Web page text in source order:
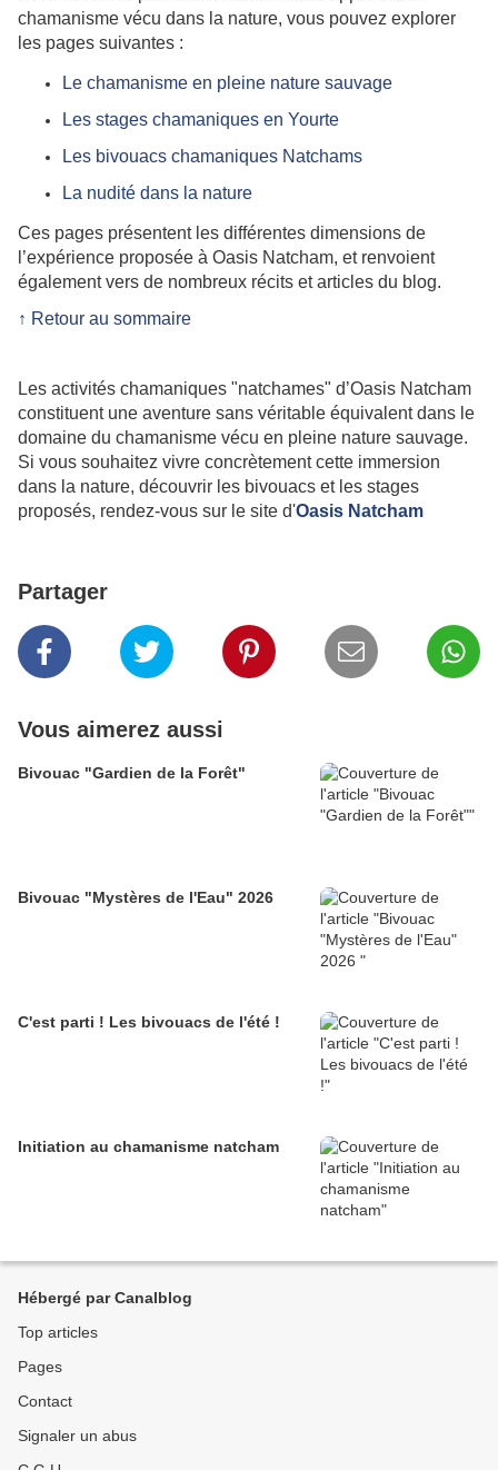
chamanisme vécu dans la nature, vous pouvez explorer
les pages suivantes :
Le chamanisme en pleine nature sauvage
Les stages chamaniques en Yourte
Les bivouacs chamaniques Natchams
La nudité dans la nature
Ces pages présentent les différentes dimensions de
l’expérience proposée à Oasis Natcham, et renvoient
également vers de nombreux récits et articles du blog.
↑ Retour au sommaire
Les activités chamaniques "natchames" d’Oasis Natcham
constituent une aventure sans véritable équivalent dans le
domaine du chamanisme vécu en pleine nature sauvage.
Si vous souhaitez vivre concrètement cette immersion
dans la nature, découvrir les bivouacs et les stages
proposés, rendez-vous sur le site d'Oasis Natcham
Partager
Vous aimerez aussi
Bivouac "Gardien de la Forêt"
Bivouac "Mystères de l'Eau" 2026
C'est parti ! Les bivouacs de l'été !
Initiation au chamanisme natcham
Hébergé par Canalblog
Top articles
Pages
Contact
Signaler un abus